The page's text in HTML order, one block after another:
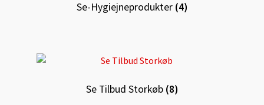
Se-Hygiejneprodukter (4)
Se Tilbud Storkøb (8)